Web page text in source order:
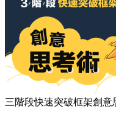
三階段快速突破框架創意